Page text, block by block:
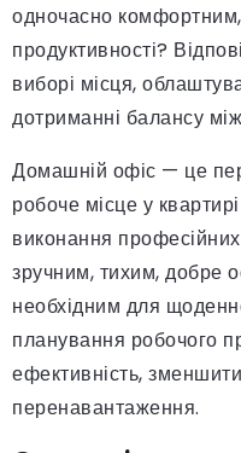
одночасно
продуктивності?
виборі місця,
дотриманні балансу
Домашній офіс — це
робоче місце у
виконання
зручним, тихим, добре
необхідним для
планування робочого
ефективність,
перенавантаження.